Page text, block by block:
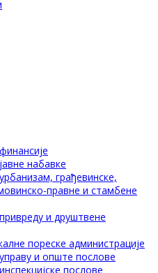
набавке
грађевинске,
правне и стамбене
и друштвене
пореске администрације
и опште послове
послове